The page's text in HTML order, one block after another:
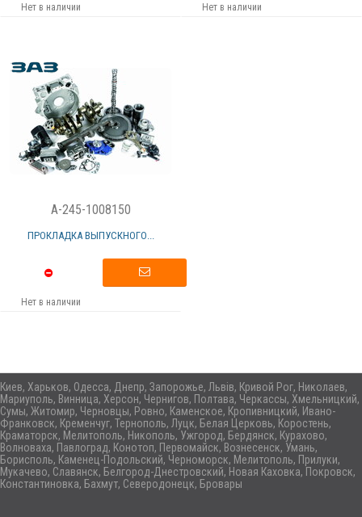
Нет в наличии Нет в наличии
A-245-1008150
ПРОКЛАДКА ВЫПУСКНОГО...
Нет в наличии
Киев, Харьков, Одесса, Днепр, Запорожье, Львів, Кривой Рог, Николаев,
Мариуполь, Винница, Херсон, Чернигов, Полтава, Черкассы, Хмельницкий,
Сумы, Житомир, Черновцы, Ровно, Каменское, Кропивницкий, Ивано-
Франковск, Кременчуг, Тернополь, Луцк, Белая Церковь, Коростень,
Краматорск, Мелитополь, Никополь, Ужгород, Бердянск, Курахово,
Волноваха, Павлоград, Конотоп, Первомайск, Вознесенск, Умань,
Борисполь, Каменец-Подольский, Черноморск, Мелитополь, Прилуки,
Мукачево, Славянск, Белгород-Днестровский, Новая Каховка, Покровск,
Константиновка, Бахмут, Северодонецк, Бровары